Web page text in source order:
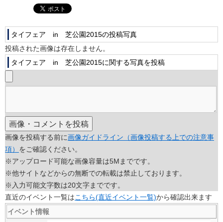
タイフェア in 芝公園2015の投稿写真
投稿された画像は存在しません。
タイフェア in 芝公園2015に関する写真を投稿
画像を投稿する前に画像ガイドライン（画像投稿する上での注意事
項） をご確認ください。
※アップロード可能な画像容量は5Mまでです。
※他サイトなどからの無断での転載は禁止しております。
※入力可能文字数は20文字までです。
直近のイベント一覧はこちら(直近イベント一覧)から確認出来ます
イベント情報